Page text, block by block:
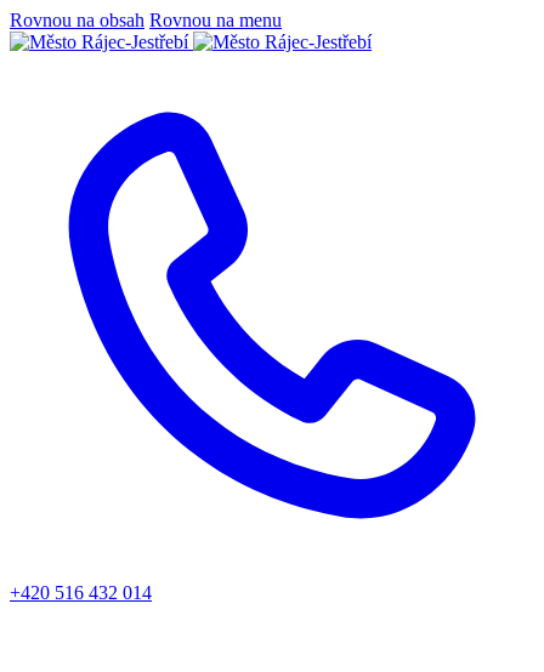
Rovnou na obsah Rovnou na menu
+420 516 432 014